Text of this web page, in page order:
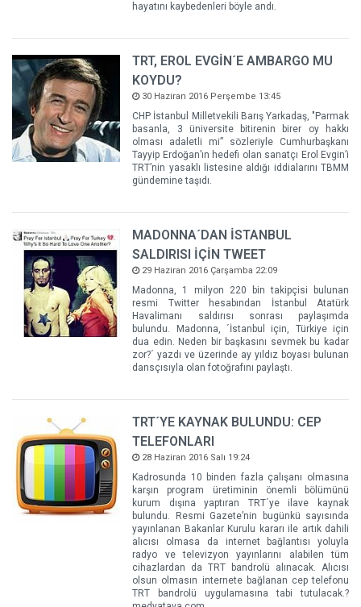
hayatını kaybedenleri böyle andı.
TRT, EROL EVGİN´E AMBARGO MU
KOYDU?
30 Haziran 2016 Perşembe 13:45
CHP İstanbul Milletvekili Barış Yarkadaş, "Parmak
basanla, 3 üniversite bitirenin birer oy hakkı
olması adaletli mi” sözleriyle Cumhurbaşkanı
Tayyip Erdoğan’ın hedefi olan sanatçı Erol Evgin’i
TRT’nin yasaklı listesine aldığı iddialarını TBMM
gündemine taşıdı.
MADONNA´DAN İSTANBUL
SALDIRISI İÇİN TWEET
29 Haziran 2016 Çarşamba 22:09
Madonna, 1 milyon 220 bin takipçisi bulunan
resmi Twitter hesabından İstanbul Atatürk
Havalimanı saldırısı sonrası paylaşımda
bulundu. Madonna, ´İstanbul için, Türkiye için
dua edin. Neden bir başkasını sevmek bu kadar
zor?´ yazdı ve üzerinde ay yıldız boyası bulunan
dansçısıyla olan fotoğrafını paylaştı.
TRT´YE KAYNAK BULUNDU: CEP
TELEFONLARI
28 Haziran 2016 Salı 19:24
Kadrosunda 10 binden fazla çalışanı olmasına
karşın program üretiminin önemli bölümünü
kurum dışına yaptıran TRT´ye ilave kaynak
bulundu. Resmi Gazete’nin bugünkü sayısında
yayınlanan Bakanlar Kurulu kararı ile artık dahili
alıcısı olmasa da internet bağlantısı yoluyla
radyo ve televizyon yayınlarını alabilen tüm
cihazlardan da TRT bandrolü alınacak. Alıcısı
olsun olmasın internete bağlanan cep telefonu
TRT bandrolü uygulamasına tabi tutulacak.?